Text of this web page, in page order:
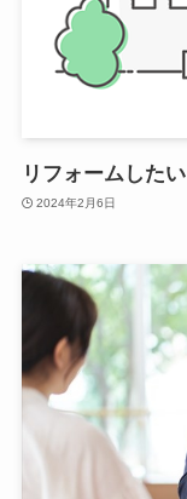
リフォームした
2024年2月6日